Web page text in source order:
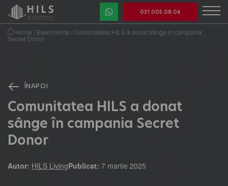
031.005.08.06
Home / Evenimente / Comunitatea HILS a donat sânge în campania
Secret Donor
ÎNAPOI
Comunitatea HILS a donat
sânge în campania Secret
Donor
Autor: HILS LivingPublicat: 7 martie 2025